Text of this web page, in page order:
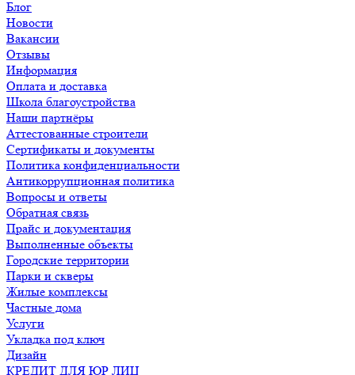
Блог
Новости
Вакансии
Отзывы
Информация
Оплата и доставка
Школа благоустройства
Наши партнёры
Аттестованные строители
Сертификаты и документы
Политика конфиденциальности
Антикоррупционная политика
Вопросы и ответы
Обратная связь
Прайс и документация
Выполненные объекты
Городские территории
Парки и скверы
Жилые комплексы
Частные дома
Услуги
Укладка под ключ
Дизайн
КРЕДИТ ДЛЯ ЮР ЛИЦ